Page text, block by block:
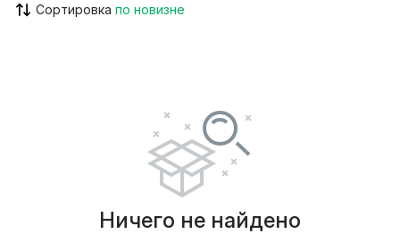
Сортировка
Ничего не найдено